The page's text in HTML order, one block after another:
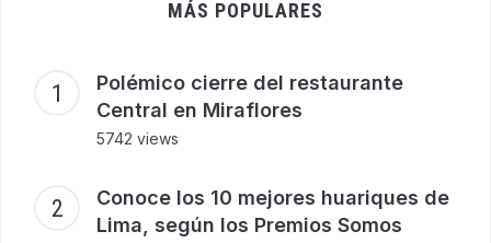
MÁS POPULARES
Polémico cierre del restaurante
Central en Miraflores
5742 views
Conoce los 10 mejores huariques de
Lima, según los Premios Somos